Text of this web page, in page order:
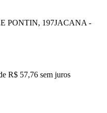
PONTIN, 197JACANA -
R$ 57,76 sem juros